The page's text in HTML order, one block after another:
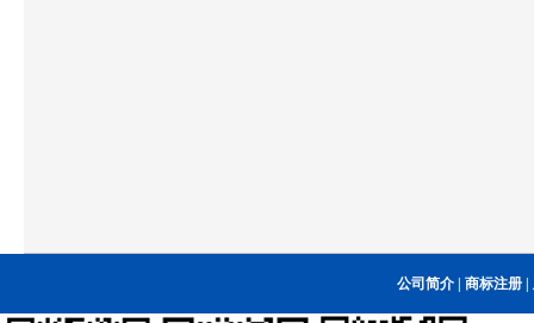
公司简介| 商标注册|